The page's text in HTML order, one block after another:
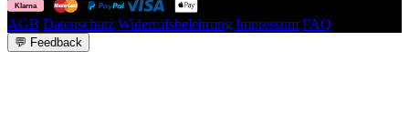
AGB Datenschutz Widerrufsbelehrung Impressum FAQ
💬 Feedback